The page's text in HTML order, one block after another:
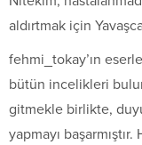
aldırtmak için
fehmi_tokay’ın
bütün incelikleri
gitmekle birlikte,
yapmayı